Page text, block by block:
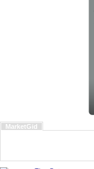
MarketGid